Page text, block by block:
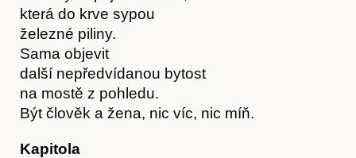
Časopis
která do krve sypou
železné piliny.
Sama objevit
další nepředvídanou bytost
na mostě z pohledu.
Být člověk a žena, nic víc, nic míň.
Kapitola